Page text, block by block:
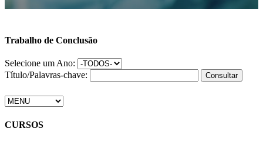
Trabalho de Conclusão
Selecione um Ano:
Título/Palavras-chave:
CURSOS